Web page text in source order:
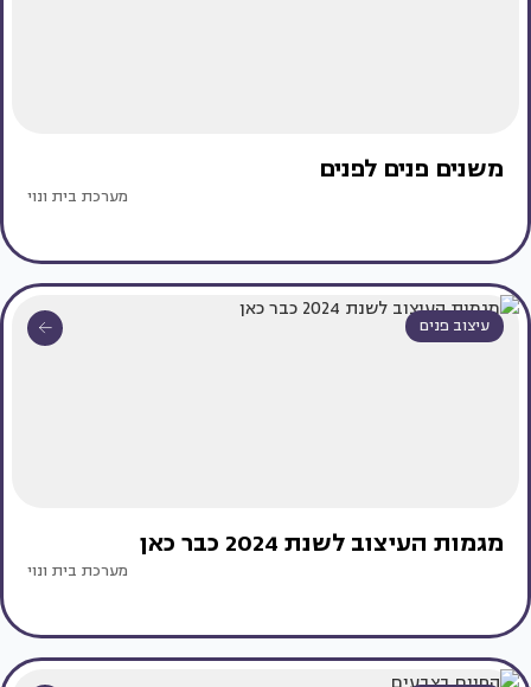
משנים פנים לפנים
מערכת בית ונוי
עיצוב פנים
מגמות העיצוב לשנת 2024 כבר כאן
מערכת בית ונוי